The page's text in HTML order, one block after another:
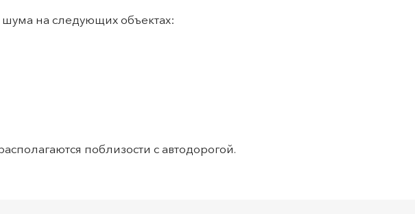
на следующих объектах:
поблизости с автодорогой.